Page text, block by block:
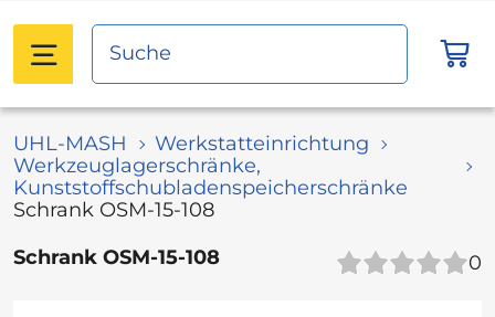
UHL-MASH
Werkstatteinrichtung
Werkzeuglagerschränke,
Kunststoffschubladenspeicherschränke
Schrank OSM-15-108
Schrank OSM-15-108
0